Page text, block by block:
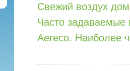
Свежий воздух
Часто задаваемые
Aereco. Наиболее